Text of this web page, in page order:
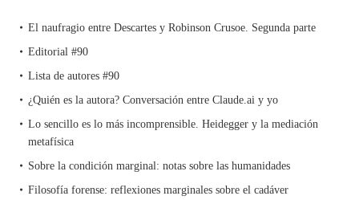
El naufragio entre Descartes y Robinson Crusoe. Segunda parte
Editorial #90
Lista de autores #90
¿Quién es la autora? Conversación entre Claude.ai y yo
Lo sencillo es lo más incomprensible. Heidegger y la mediación
metafísica
Sobre la condición marginal: notas sobre las humanidades
Filosofía forense: reflexiones marginales sobre el cadáver